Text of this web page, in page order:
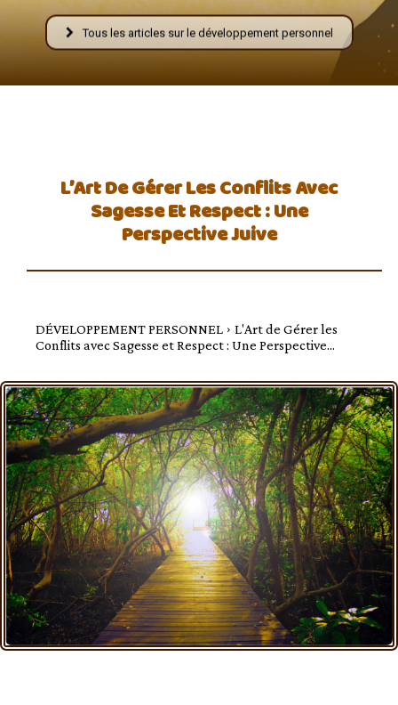
–
Tous les articles sur le développement personnel
L’Art De Gérer Les Conflits Avec
Sagesse Et Respect : Une
Perspective Juive
DÉVELOPPEMENT PERSONNEL
L'Art de Gérer les
Conflits avec Sagesse et Respect : Une Perspective...